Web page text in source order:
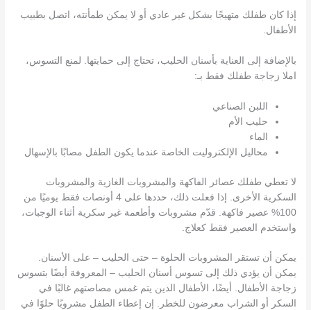
إذا كان طفلك متهيجًا بشكل غير عادي أو لا يمكن طمأنته، اتصل بطبيب
الأطفال.
بالإضافة إلى العناية بأسنان الحليب، تحتاج إلى حمايتها. لمنع التسوس،
املا زجاجة طفلك فقط بـ:
اللبن الصناعي
حليب الأم
الماء
محاليل الإلكتروليت الخاصة عندما يكون الطفل مصابًا بالإسهال
لا تعطي طفلك عصائر الفاكهة والمشروبات الغازية والمشروبات
السكرية الأخرى. إذا فعلت ذلك، حددها على 4 أونصات فقط يوميًا من
100% عصير فاكهة. قدّم مشروبات وأطعمة غير سكرية أثناء الوجبات،
واستخدم العصير فقط كعلاج.
يمكن أن تستقر المشروبات الحلوة – حتى الحليب – على الأسنان.
يمكن أن يؤدي ذلك إلى تسوس أسنان الحليب – المعروفة أيضًا بتسوس
زجاجة الأطفال. أيضًا، الأطفال الذين يتم غمس مصاصتهم غالبًا في
السكر أو الشراب معرضون للخطر. إن إعطاء الطفل مشروبًا حلوًا في